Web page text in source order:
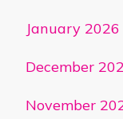
January 2026
December
November